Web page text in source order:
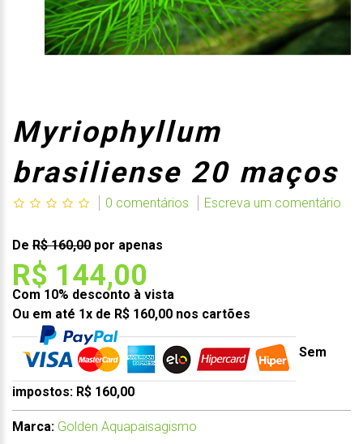
Myriophyllum
brasiliense 20 maços
0 comentários Escreva um comentário
De R$ 160,00 por apenas
R$ 144,00
Com 10% desconto à vista
Ou em até 1x de R$ 160,00 nos cartões
Sem
impostos: R$ 160,00
Marca: Golden Aquapaisagismo